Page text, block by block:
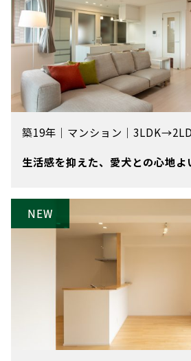
築19年 ｜ マンション ｜
生活感を抑えた、愛犬との心地よ